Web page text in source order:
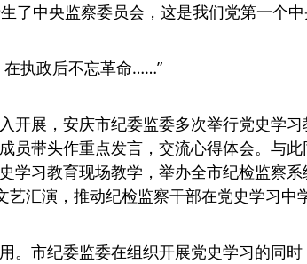
了中央监察委员会，这是我们党第一个
在执政后不忘革命……”
开展，安庆市纪委监委多次举行党史学
员带头作重点发言，交流心得体会。与
学习教育现场教学，举办全市纪检监察
汇演，推动纪检监察干部在党史学习中
。市纪委监委在组织开展党史学习的同